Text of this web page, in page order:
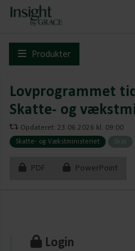
Produkter
Lovprogrammet
Skatte- og
Opdateret: 23.06.2026 kl. 09:00
Skatte- og Vækstministeriet Skat
PDF PowerPoint
Login